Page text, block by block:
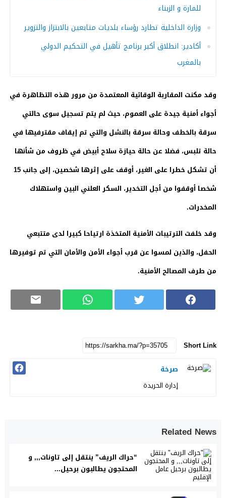
للمارة و الزبناء
وزارة الداخلية تطارد رؤساء بلديات متابعين بالابتزاز والتزوير
أكادير: انطلاق أكبر برنامج تأهيل في التحكيم الدولي
بالمغرب
وقد مكنت المقاربة الوقائية المعتمدة من مرور هذه التظاهرة في
أجواء أمنية جيدة على العموم، حيث لم يتم تسجيل سوى حالتي
سرقة بالخطف وحالة سرقة بالنشل والتي تم إيقاف مقترفيها في
حالة تلبس، فضلا عن حالة حيازة سلاح أبيض في ظروف من شأنها
أن تشكل خطرا على الغير، أوقف على إثرها شخصين، إلى جانب 15
شخصا أوقفوا من أجل التخدير، السكر العلني البين واستهلاك
المخدرات.
وقد خلفت الترتيبات الأمنية المتخذة ارتياحا كبيرا لدى متتبعي
الحفل، والذين لمسوا عن قرب أجواء الأمن والأمان التي تم توفيرها
من طرف المصالح الأمنية.
Short Link
صرخة
إدارة الحريدة
Related News
“حراك الريف” ينتقل إلى تاونات,,, و
المحتجون يطالبون برحيل...